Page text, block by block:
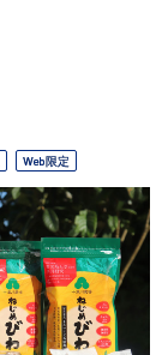
Web限定